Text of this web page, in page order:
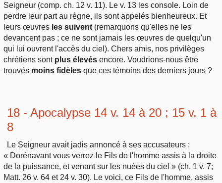
Seigneur (comp. ch. 12 v. 11). Le v. 13 les console. Loin de
perdre leur part au règne, ils sont appelés bienheureux. Et
leurs œuvres les suivent (remarquons qu'elles ne les
devancent pas ; ce ne sont jamais les œuvres de quelqu'un
qui lui ouvrent l'accès du ciel). Chers amis, nos privilèges
chrétiens sont plus élevés encore. Voudrions-nous être
trouvés moins fidèles que ces témoins des derniers jours ?
18 - Apocalypse 14 v. 14 à 20 ; 15 v. 1 à
8
Le Seigneur avait jadis annoncé à ses accusateurs :
« Dorénavant vous verrez le Fils de l'homme assis à la droite
de la puissance, et venant sur les nuées du ciel » (ch. 1 v. 7;
Matt. 26 v. 64 et 24 v. 30). Le voici, ce Fils de l'homme, assis